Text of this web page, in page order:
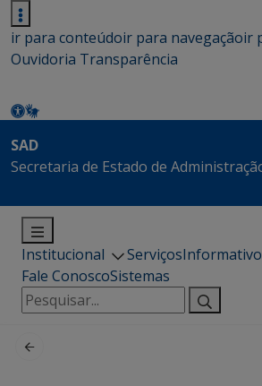
ir para conteúdoir para navegaçãoir
Ouvidoria Transparência
SAD
Secretaria de Estado de
Institucional Serviços
Fale ConoscoSistemas
Pesquisar
por: